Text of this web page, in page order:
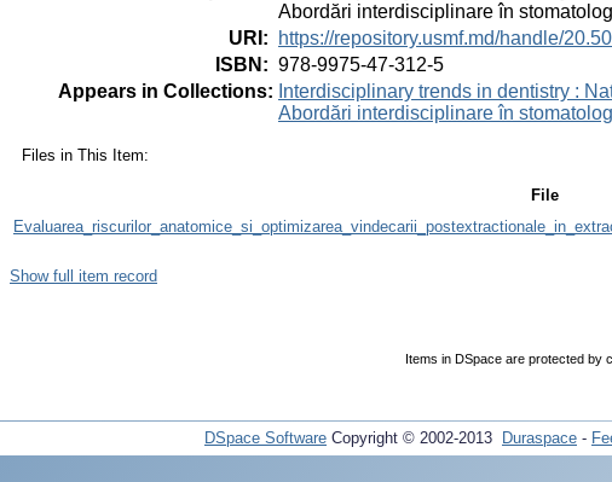
Abordări interdisciplinare în
URI :
https://repository.usmf.md/handle/
ISBN : 978-9975-47-312-5
Appears in Collections: Interdisciplinary trends in dentistry :
Abordări interdisciplinare în
Files in This Item:
File
Show full item record
Items in DSpace are protected by
DSpace Software Copyright © 2002-2013 Duraspace -